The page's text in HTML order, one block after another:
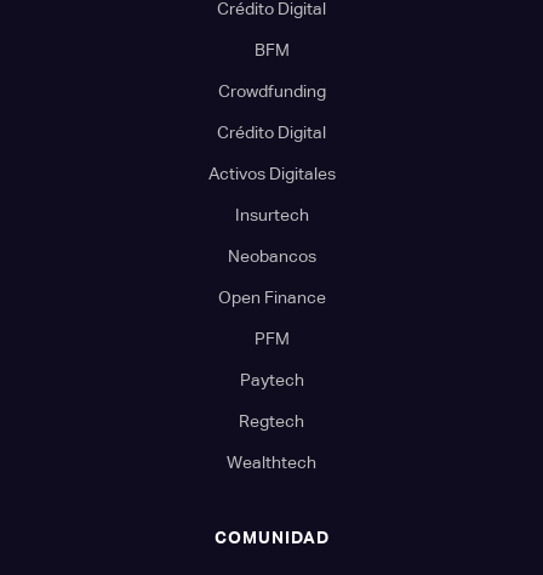
Crédito Digital
BFM
Crowdfunding
Crédito Digital
Activos Digitales
Insurtech
Neobancos
Open Finance
PFM
Paytech
Regtech
Wealthtech
COMUNIDAD